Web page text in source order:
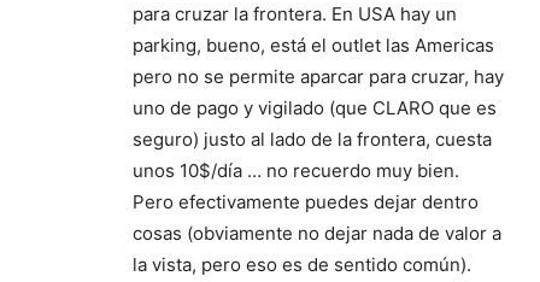
para cruzar la frontera. En USA hay un
parking, bueno, está el outlet las Americas
pero no se permite aparcar para cruzar, hay
uno de pago y vigilado (que CLARO que es
seguro) justo al lado de la frontera, cuesta
unos 10$/día … no recuerdo muy bien.
Pero efectivamente puedes dejar dentro
cosas (obviamente no dejar nada de valor a
la vista, pero eso es de sentido común).